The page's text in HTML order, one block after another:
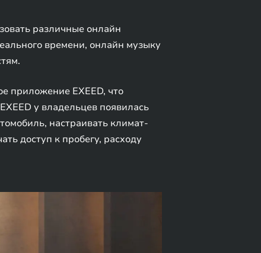
различные онлайн
времени, онлайн музыку
приложение EXEED, что
у владельцев появилась
настраивать климат-
доступ к пробегу, расходу